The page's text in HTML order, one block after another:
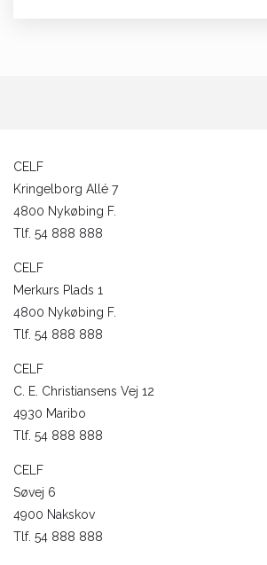
CELF
Kringelborg Allé 7
4800 Nykøbing F.
Tlf. 54 888 888
CELF
Merkurs Plads 1
4800 Nykøbing F.
Tlf. 54 888 888
CELF
C. E. Christiansens Vej 12
4930 Maribo
Tlf. 54 888 888
CELF
Søvej 6
4900 Nakskov
Tlf. 54 888 888